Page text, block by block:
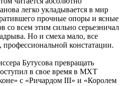
легко укладывается в мир
прочные опоры и ясные
со всем этим сильно серьезничал
Но и смеха мало, все
профессиональной констатации.
Бутусова превращать
в свое время в МХТ
с «Ричардом III» и «Королем